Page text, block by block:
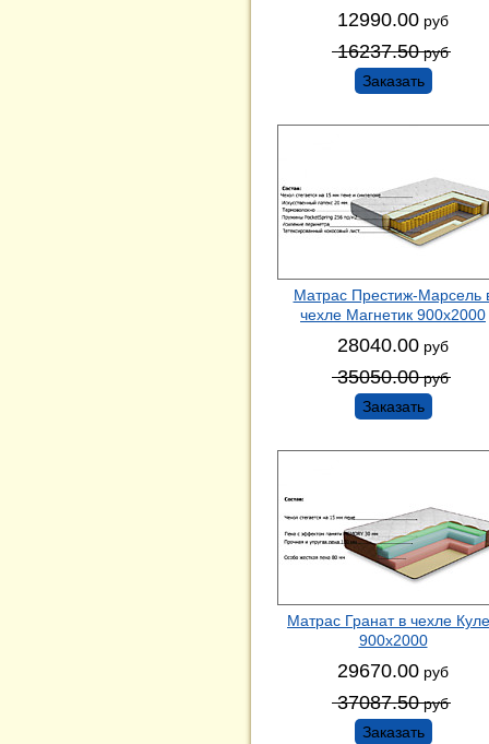
12990.00 руб
16237.50 руб
Заказать
Матрас Престиж-Марсель
чехле Магнетик 900х2000
28040.00 руб
35050.00 руб
Заказать
Матрас Гранат в чехле
900х2000
29670.00 руб
37087.50 руб
Заказать